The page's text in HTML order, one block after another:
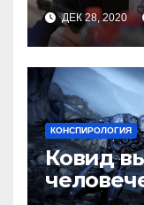
ДЕК 28, 2020
КОНСПИРОЛОГИЯ
Ковид